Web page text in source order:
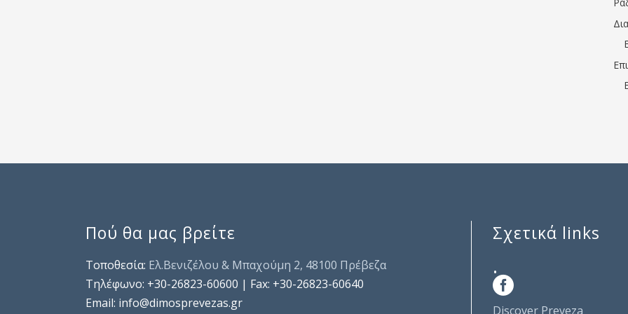
Πού θα μας βρείτε
Τοποθεσία: Ελ.Βενιζέλου & Μπαχούμη 2, 48100 Πρέβεζα
Τηλέφωνo: +30-26823-60600 | Fax: +30-26823-60640
Email: info@dimosprevezas.gr
Σχετικά links
.
Discover Preveza